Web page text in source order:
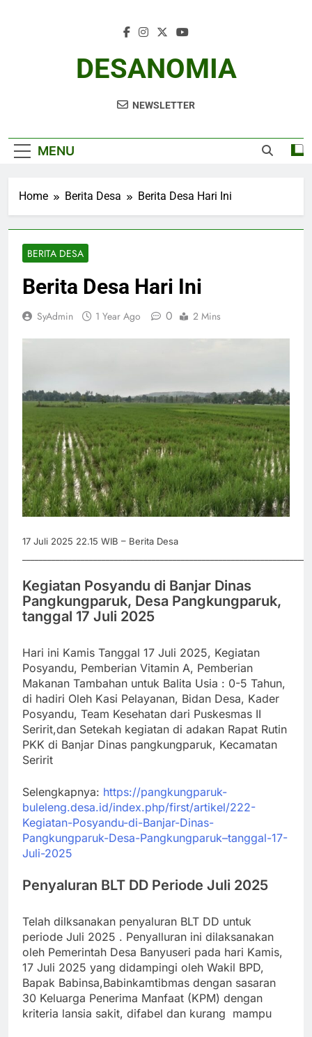
DESANOMIA
NEWSLETTER
MENU
Home Berita Desa Berita Desa Hari Ini
BERITA DESA
Berita Desa Hari Ini
SyAdmin 1 Year Ago 0 2 Mins
17 Juli 2025 22.15 WIB – Berita Desa
Kegiatan Posyandu di Banjar Dinas
Pangkungparuk, Desa Pangkungparuk,
tanggal 17 Juli 2025
Hari ini Kamis Tanggal 17 Juli 2025, Kegiatan
Posyandu, Pemberian Vitamin A, Pemberian
Makanan Tambahan untuk Balita Usia : 0-5 Tahun,
di hadiri Oleh Kasi Pelayanan, Bidan Desa, Kader
Posyandu, Team Kesehatan dari Puskesmas II
Seririt,dan Setekah kegiatan di adakan Rapat Rutin
PKK di Banjar Dinas pangkungparuk, Kecamatan
Seririt
Selengkapnya: https://pangkungparuk-
buleleng.desa.id/index.php/first/artikel/222-
Kegiatan-Posyandu-di-Banjar-Dinas-
Pangkungparuk-Desa-Pangkungparuk–tanggal-17-
Juli-2025
Penyaluran BLT DD Periode Juli 2025
Telah dilksanakan penyaluran BLT DD untuk
periode Juli 2025 . Penyalluran ini dilaksanakan
oleh Pemerintah Desa Banyuseri pada hari Kamis,
17 Juli 2025 yang didampingi oleh Wakil BPD,
Bapak Babinsa,Babinkamtibmas dengan sasaran
30 Keluarga Penerima Manfaat (KPM) dengan
kriteria lansia sakit, difabel dan kurang mampu